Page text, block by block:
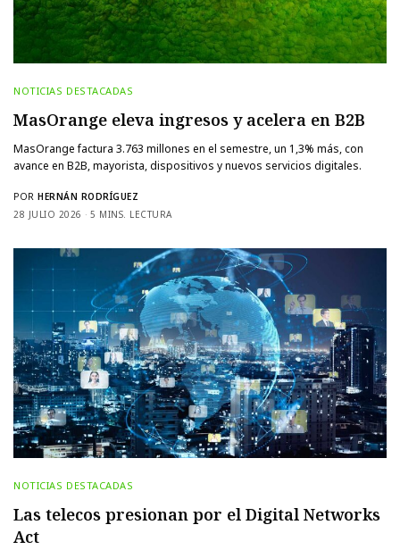
NOTICIAS DESTACADAS
MasOrange eleva ingresos y acelera en B2B
MasOrange factura 3.763 millones en el semestre, un 1,3% más, con
avance en B2B, mayorista, dispositivos y nuevos servicios digitales.
POR HERNÁN RODRÍGUEZ
28 JULIO 2026
5 MINS. LECTURA
NOTICIAS DESTACADAS
Las telecos presionan por el Digital Networks
Act